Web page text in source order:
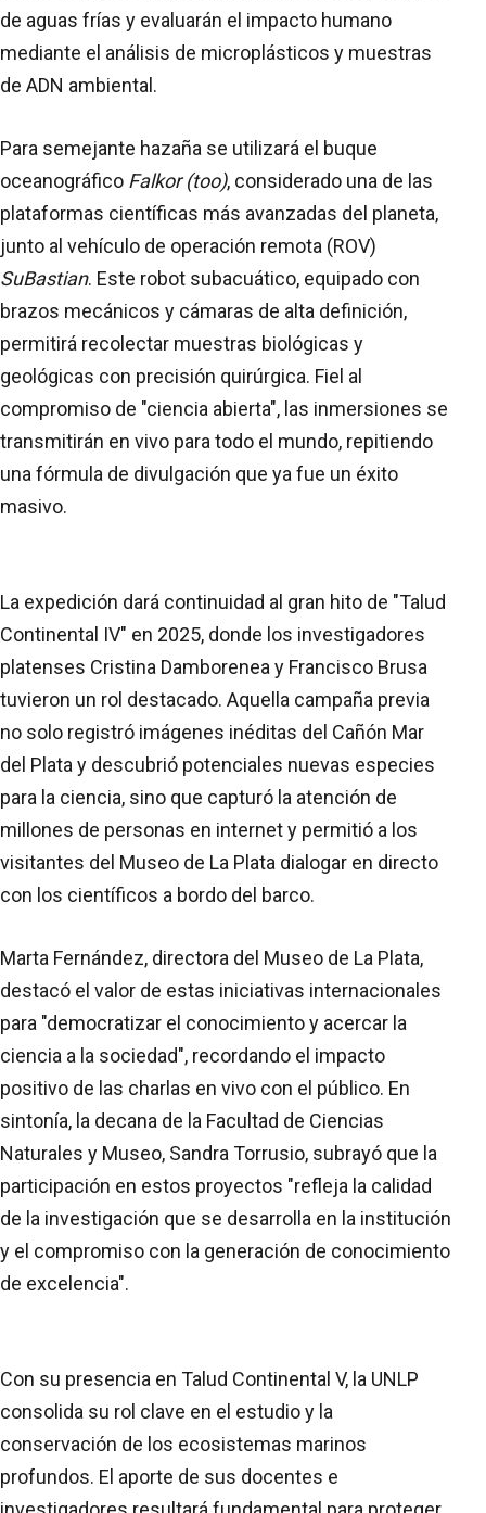
de aguas frías y evaluarán el impacto humano
mediante el análisis de microplásticos y muestras
de ADN ambiental.
Para semejante hazaña se utilizará el buque
oceanográfico Falkor (too), considerado una de las
plataformas científicas más avanzadas del planeta,
junto al vehículo de operación remota (ROV)
SuBastian. Este robot subacuático, equipado con
brazos mecánicos y cámaras de alta definición,
permitirá recolectar muestras biológicas y
geológicas con precisión quirúrgica. Fiel al
compromiso de "ciencia abierta", las inmersiones se
transmitirán en vivo para todo el mundo, repitiendo
una fórmula de divulgación que ya fue un éxito
masivo.
La expedición dará continuidad al gran hito de "Talud
Continental IV" en 2025, donde los investigadores
platenses Cristina Damborenea y Francisco Brusa
tuvieron un rol destacado. Aquella campaña previa
no solo registró imágenes inéditas del Cañón Mar
del Plata y descubrió potenciales nuevas especies
para la ciencia, sino que capturó la atención de
millones de personas en internet y permitió a los
visitantes del Museo de La Plata dialogar en directo
con los científicos a bordo del barco.
Marta Fernández, directora del Museo de La Plata,
destacó el valor de estas iniciativas internacionales
para "democratizar el conocimiento y acercar la
ciencia a la sociedad", recordando el impacto
positivo de las charlas en vivo con el público. En
sintonía, la decana de la Facultad de Ciencias
Naturales y Museo, Sandra Torrusio, subrayó que la
participación en estos proyectos "refleja la calidad
de la investigación que se desarrolla en la institución
y el compromiso con la generación de conocimiento
de excelencia".
Con su presencia en Talud Continental V, la UNLP
consolida su rol clave en el estudio y la
conservación de los ecosistemas marinos
profundos. El aporte de sus docentes e